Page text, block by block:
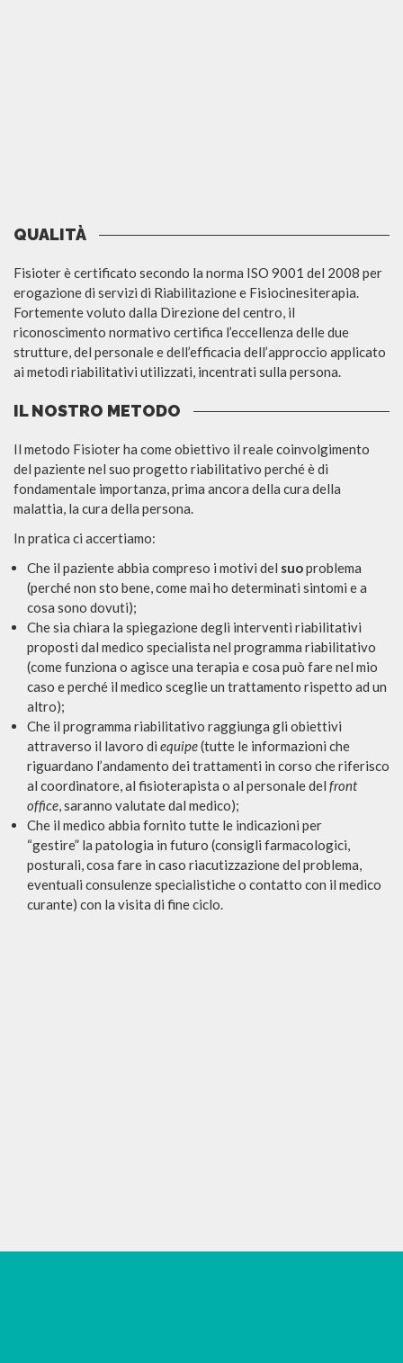
QUALITÀ
Fisioter è certificato secondo la norma ISO 9001 del 2008 per
erogazione di servizi di Riabilitazione e Fisiocinesiterapia.
Fortemente voluto dalla Direzione del centro, il
riconoscimento normativo certifica l’eccellenza delle due
strutture, del personale e dell’efficacia dell’approccio applicato
ai metodi riabilitativi utilizzati, incentrati sulla persona.
IL NOSTRO METODO
Il metodo Fisioter ha come obiettivo il reale coinvolgimento
del paziente nel suo progetto riabilitativo perché è di
fondamentale importanza, prima ancora della cura della
malattia, la cura della persona.
In pratica ci accertiamo:
Che il paziente abbia compreso i motivi del suoproblema
(perché non sto bene, come mai ho determinati sintomi e a
cosa sono dovuti);
Che sia chiara la spiegazione degli interventi riabilitativi
proposti dal medico specialista nel programma riabilitativo
(come funziona o agisce una terapia e cosa può fare nel mio
caso e perché il medico sceglie un trattamento rispetto ad un
altro);
Che il programma riabilitativo raggiunga gli obiettivi
attraverso il lavoro di equipe(tutte le informazioni che
riguardano l’andamento dei trattamenti in corso che riferisco
al coordinatore, al fisioterapista o al personale del front
office , saranno valutate dal medico);
Che il medico abbia fornito tutte le indicazioni per
“gestire” la patologia in futuro (consigli farmacologici,
posturali, cosa fare in caso riacutizzazione del problema,
eventuali consulenze specialistiche o contatto con il medico
curante) con la visita di fine ciclo.